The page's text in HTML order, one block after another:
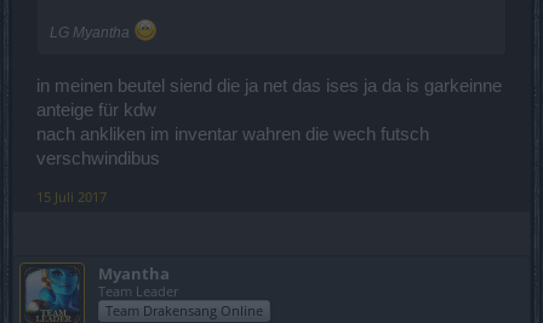
LG Myantha
in meinen beutel siend die ja net das ises ja da is garkeinne
anteige für kdw
nach ankliken im inventar wahren die wech futsch
verschwindibus
15 Juli 2017
Myantha
Team Leader
Team Drakensang Online